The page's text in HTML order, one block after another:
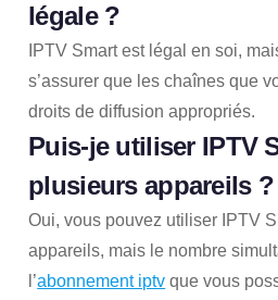
légale ?
IPTV Smart est légal en soi,
s’assurer que les chaînes que
droits de diffusion appropriés.
Puis-je utiliser IPTV
plusieurs appareils ?
Oui, vous pouvez utiliser IPTV
appareils, mais le nombre
l’abonnement iptv que vous